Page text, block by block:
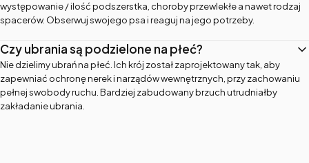
występowanie / ilość podszerstka, choroby przewlekłe a nawet rodzaj
spacerów. Obserwuj swojego psa i reaguj na jego potrzeby.
Czy ubrania są podzielone na płeć?
Nie dzielimy ubrań na płeć. Ich krój został zaprojektowany tak, aby
zapewniać ochronę nerek i narządów wewnętrznych, przy zachowaniu
pełnej swobody ruchu. Bardziej zabudowany brzuch utrudniałby
zakładanie ubrania.